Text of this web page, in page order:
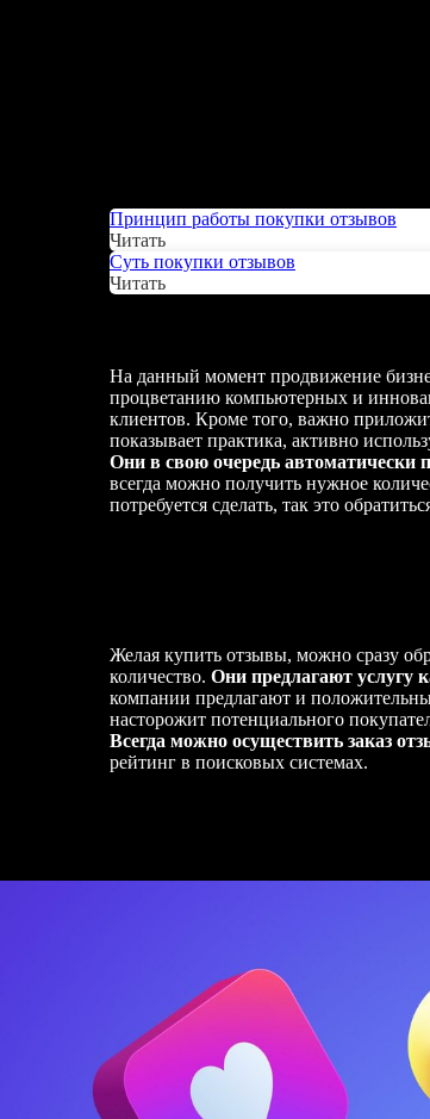
Принцип работы покупки отзывов
Читать
Суть покупки отзывов
Читать
На данный момент продвижение
процветанию компьютерных и
клиентов. Кроме того, важно
показывает практика, активно
Они в свою очередь автоматически
всегда можно получить нужное
потребуется сделать, так это
Желая купить отзывы, можно сразу
количество. Они предлагают услугу
компании предлагают и
насторожит потенциального
Всегда можно осуществить заказ
рейтинг в поисковых системах.